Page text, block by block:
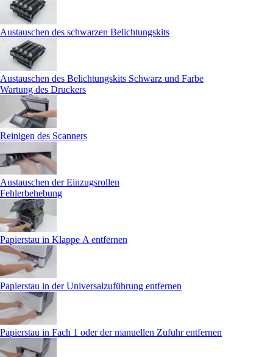
Austauschen des schwarzen Belichtungskits
Austauschen des Belichtungskits Schwarz und Farbe
Wartung des Druckers
Reinigen des Scanners
Austauschen der Einzugsrollen
Fehlerbehebung
Papierstau in Klappe A entfernen
Papierstau in der Universalzuführung entfernen
Papierstau in Fach 1 oder der manuellen Zufuhr entfernen